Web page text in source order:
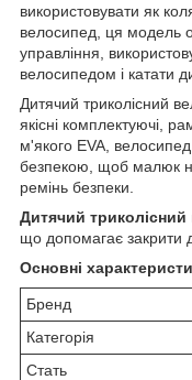
використовувати як
велосипед, ця модель
управління,
велосипедом і катати
Дитячий триколісний
якісні комплектуючі,
м'якого EVA,
безпекою, щоб малюк
ремінь безпеки.
Дитячий
що допомагає закрити
Основні
Бренд
Категорія
Стать